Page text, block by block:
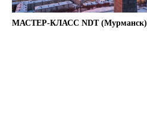
МАСТЕР-КЛАСС NDT (Мурманск)